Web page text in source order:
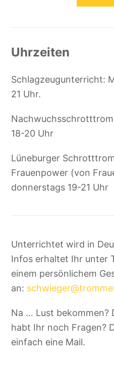
Uhrzeiten
Schlagzeugunterricht:
21 Uhr.
18-20 Uhr
Lüneburger
Frauenpower (von
donnerstags 19-21 Uhr
Unterrichtet wird in
Infos erhaltet Ihr unter
einem persönlichem
an:
Na … Lust bekommen?
habt Ihr noch Fragen?
einfach eine Mail.